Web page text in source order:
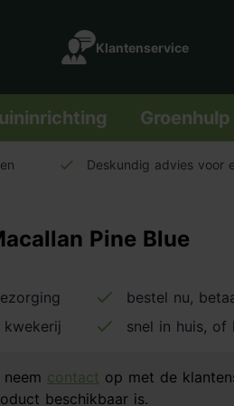
Klantenservice
Groenhulp
Deskundig advies voor
Pine Blue
bestel nu,
snel in huis, of
contact op met de
beschikbaar is.